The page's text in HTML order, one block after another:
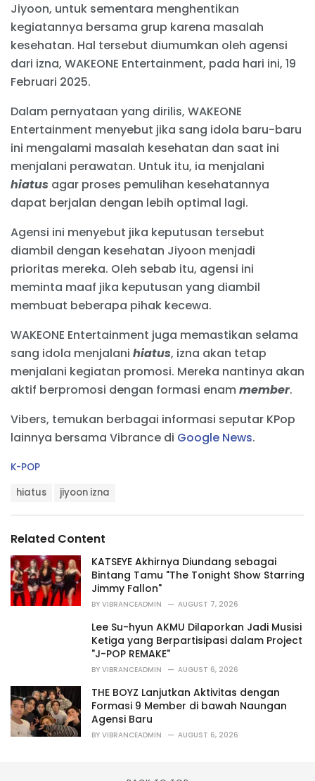
Jiyoon, untuk sementara menghentikan
kegiatannya bersama grup karena masalah
kesehatan. Hal tersebut diumumkan oleh agensi
dari izna, WAKEONE Entertainment, pada hari ini, 19
Februari 2025.
Dalam pernyataan yang dirilis, WAKEONE
Entertainment menyebut jika sang idola baru-baru
ini mengalami masalah kesehatan dan saat ini
menjalani perawatan. Untuk itu, ia menjalani
hiatus agar proses pemulihan kesehatannya
dapat berjalan dengan lebih optimal lagi.
Agensi ini menyebut jika keputusan tersebut
diambil dengan kesehatan Jiyoon menjadi
prioritas mereka. Oleh sebab itu, agensi ini
meminta maaf jika keputusan yang diambil
membuat beberapa pihak kecewa.
WAKEONE Entertainment juga memastikan selama
sang idola menjalani hiatus, izna akan tetap
menjalani kegiatan promosi. Mereka nantinya akan
aktif berpromosi dengan formasi enammember.
Vibers, temukan berbagai informasi seputar KPop
lainnya bersama Vibrance di Google News.
C
r
i
e
s
:
K-POP
:
hiatus jiyoon izna
Related Content
KATSEYE Akhirnya Diundang sebagai
Bintang Tamu "The Tonight Show Starring
Jimmy Fallon"
BY VIBRANCEADMIN AUGUST 7, 2026
Lee Su-hyun AKMU Dilaporkan Jadi Musisi
Ketiga yang Berpartisipasi dalam Project
"J-POP REMAKE"
BY VIBRANCEADMIN AUGUST 6, 2026
THE BOYZ Lanjutkan Aktivitas dengan
Formasi 9 Member di bawah Naungan
Agensi Baru
BY VIBRANCEADMIN AUGUST 6, 2026